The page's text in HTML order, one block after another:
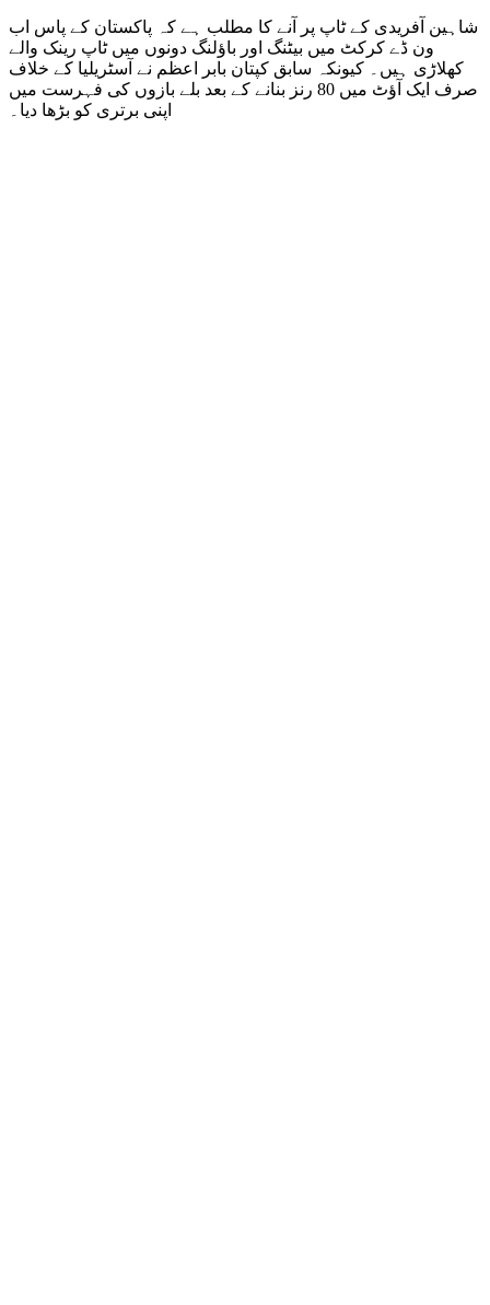
شاہین آفریدی کے ٹاپ پر آنے کا مطلب ہے کہ پاکستان کے پاس اب
ون ڈے کرکٹ میں بیٹنگ اور باؤلنگ دونوں میں ٹاپ رینک والے
کھلاڑی ہیں۔ کیونکہ سابق کپتان بابر اعظم نے آسٹریلیا کے خلاف
صرف ایک آؤٹ میں 80 رنز بنانے کے بعد بلے بازوں کی فہرست میں
اپنی برتری کو بڑھا دیا۔